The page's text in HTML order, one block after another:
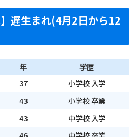
遅生まれ(4月2日から12
年 学歴
37 小学校 入学
43 小学校 卒業
43 中学校 入学